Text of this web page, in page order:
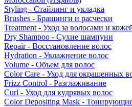
Styling - Стайлинг и укладка
Brushes - Брашинги и расчески
Treatment - Уход за волосами и
Dry Shampoo - Сухие шампуни
Repair - Восстановление волос
Hydration - Увлажнение волос
Volume - Объем для волос
Color Care - Уход для окрашенных
Frizz Control - Разглаживание
Curl - Уход для кудрявых волос
Color Depositing Mask -